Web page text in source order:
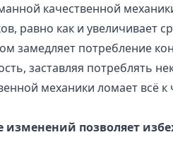
качественной
равно как и увеличивает
замедляет потребление
заставляя потреблять
механики ломает всё
изменений позволяет